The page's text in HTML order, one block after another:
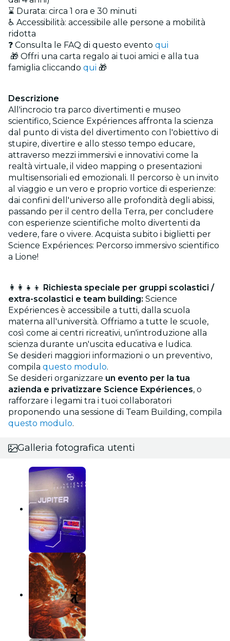
⌛ Durata: circa 1 ora e 30 minuti
♿ Accessibilità: accessibile alle persone a mobilità
ridotta
❓ Consulta le FAQ di questo evento qui
🎁 Offri una carta regalo ai tuoi amici e alla tua
famiglia cliccando qui 🎁
Descrizione
All'incrocio tra parco divertimenti e museo
scientifico, Science Expériences affronta la scienza
dal punto di vista del divertimento con l'obiettivo di
stupire, divertire e allo stesso tempo educare,
attraverso mezzi immersivi e innovativi come la
realtà virtuale, il video mapping o presentazioni
multisensoriali ed emozionali. Il percorso è un invito
al viaggio e un vero e proprio vortice di esperienze:
dai confini dell'universo alle profondità degli abissi,
passando per il centro della Terra, per concludere
con esperienze scientifiche molto divertenti da
vedere, fare o vivere. Acquista subito i biglietti per
Science Expériences: Percorso immersivo scientifico
a Lione!
👩‍👩‍👧‍👦
Richiesta speciale per gruppi scolastici /
extra-scolastici e team building: Science
Expériences è accessibile a tutti, dalla scuola
materna all'università. Offriamo a tutte le scuole,
così come ai centri ricreativi, un'introduzione alla
scienza durante un'uscita educativa e ludica.
Se desideri maggiori informazioni o un preventivo,
compila questo modulo.
Se desideri organizzare un evento per la tua
azienda e privatizzare Science Expériences, o
rafforzare i legami tra i tuoi collaboratori
proponendo una sessione di Team Building, compila
questo modulo.
Galleria fotografica utenti